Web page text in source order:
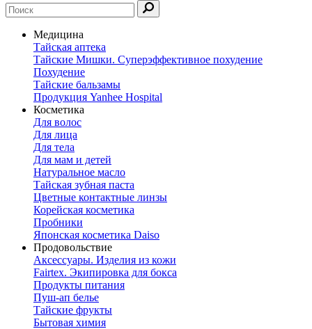
Медицина
Тайская аптека
Тайские Мишки. Суперэффективное похудение
Похудение
Тайские бальзамы
Продукция Yanhee Hospital
Косметика
Для волос
Для лица
Для тела
Для мам и детей
Натуральное масло
Тайская зубная паста
Цветные контактные линзы
Корейская косметика
Пробники
Японская косметика Daiso
Продовольствие
Аксессуары. Изделия из кожи
Fairtex. Экипировка для бокса
Продукты питания
Пуш-ап белье
Тайские фрукты
Бытовая химия